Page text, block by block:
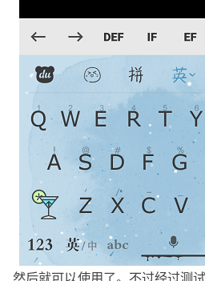
然后就可以使用了。不过经过测